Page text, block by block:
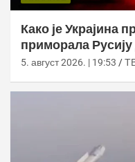
Како је Украјина
приморала
5. август 2026. | 19:53